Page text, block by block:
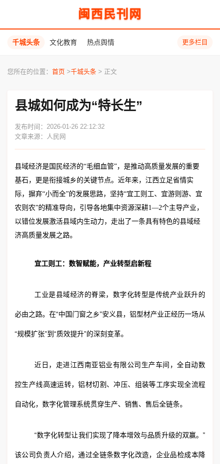
闽西民刊网
千城头条 文化教育 热点舆情 更多栏目
您所在的位置： 首页 >千城头条 > 正文
县城如何成为“特长生”
发布时间：2026-01-26 22:12:32
文章来源：人民网
县域经济是国民经济的“毛细血管”，是推动高质量发展的重要
基石，更是衔接城乡的关键节点。近年来，江西立足省情实
际，摒弃“小而全”的发展思路，坚持“宜工则工、宜游则游、宜
农则农”的精准导向，引导各地集中资源深耕1—2个主导产业，
以错位发展激活县域内生动力，走出了一条具有特色的县域经
济高质量发展之路。
宜工则工：数智赋能，产业转型启新程
工业是县域经济的脊梁，数字化转型是传统产业跃升的
必由之路。在“中国门窗之乡”安义县，铝型材产业正经历一场从
“规模扩张”到“质效提升”的深刻变革。
近日，走进江西南亚铝业有限公司生产车间，全自动数
控生产线高速运转，铝材切割、冲压、组装等工序实现全流程
自动化，数字化管理系统贯穿生产、销售、售后全链条。
“数字化转型让我们实现了降本增效与品质升级的双赢。”
该公司负责人介绍，通过全链条数字化改造，企业品检成本降